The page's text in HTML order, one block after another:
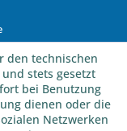
den technischen
stets gesetzt
bei Benutzung
dienen oder die
Netzwerken